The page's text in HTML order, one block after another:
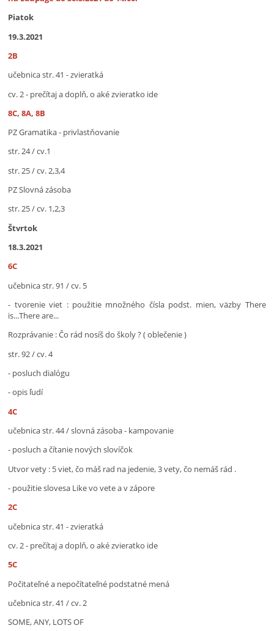
Piatok
19.3.2021
2B
učebnica str. 41 - zvieratká
cv. 2 - prečítaj a doplň, o aké zvieratko ide
8C, 8A, 8B
PZ Gramatika - privlastňovanie
str. 24 / cv.1
str. 25 / cv. 2,3,4
PZ Slovná zásoba
str. 25 / cv. 1,2,3
Štvrtok
18.3.2021
6C
učebnica str. 91 / cv. 5
- tvorenie viet : použitie množného čísla podst. mien, väzby There
is...There are...
Rozprávanie : Čo rád nosíš do školy ? ( oblečenie )
str. 92 / cv. 4
- posluch dialógu
- opis ľudí
4C
učebnica str. 44 / slovná zásoba - kampovanie
- posluch a čítanie nových slovíčok
Utvor vety : 5 viet, čo máš rad na jedenie, 3 vety, čo nemáš rád .
- použitie slovesa Like vo vete a v zápore
2C
učebnica str. 41 - zvieratká
cv. 2 - prečítaj a doplň, o aké zvieratko ide
5C
Počitateľné a nepočítateľné podstatné mená
učebnica str. 41 / cv. 2
SOME, ANY, LOTS OF